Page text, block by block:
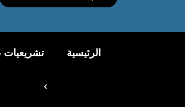
الرئيسية تشريعيات 2026